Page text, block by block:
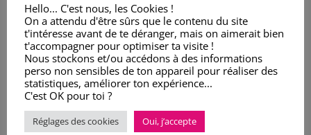
Hello... C'est nous, les Cookies !
On a attendu d'être sûrs que le contenu du site
t'intéresse avant de te déranger, mais on aimerait bien
t'accompagner pour optimiser ta visite !
Nous stockons et/ou accédons à des informations
perso non sensibles de ton appareil pour réaliser des
statistiques, améliorer ton expérience...
C'est OK pour toi ?
Réglages des cookies Oui, j’accepte